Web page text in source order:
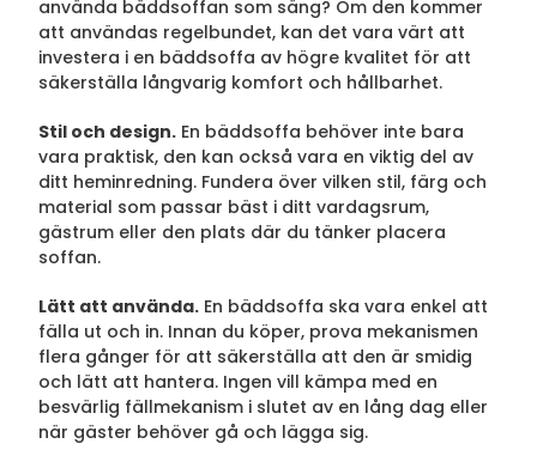
använda bäddsoffan som säng? Om den kommer
att användas regelbundet, kan det vara värt att
investera i en bäddsoffa av högre kvalitet för att
säkerställa långvarig komfort och hållbarhet.
Stil och design. En bäddsoffa behöver inte bara
vara praktisk, den kan också vara en viktig del av
ditt heminredning. Fundera över vilken stil, färg och
material som passar bäst i ditt vardagsrum,
gästrum eller den plats där du tänker placera
soffan.
Lätt att använda. En bäddsoffa ska vara enkel att
fälla ut och in. Innan du köper, prova mekanismen
flera gånger för att säkerställa att den är smidig
och lätt att hantera. Ingen vill kämpa med en
besvärlig fällmekanism i slutet av en lång dag eller
när gäster behöver gå och lägga sig.